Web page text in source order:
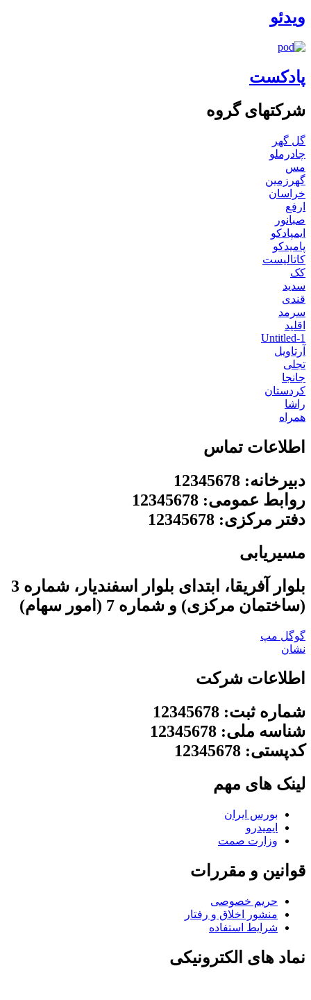
ویدئو
پادکست
شرکتهای گروه
گل گهر
چادرملو
مس
گهرزمین
خراسان
ارفع
صبانور
ایمپادکو
پامیدکو
کاتالیست
کک
سدید
قندی
سرمد
اقلید
Untitled-1
آرتاویل
تجلی
جانجا
کردستان
راشا
همراه
اطلاعات تماس
دبیرخانه: 12345678
روابط عمومی: 12345678
دفتر مرکزی: 12345678
مسیریابی
بلوار آفریقا، ابتدای بلوار اسفندیار، شماره 3
(ساختمان مرکزی) و شماره 7 (امور سهام)
گوگل مپ
نشان
اطلاعات شرکت
شماره ثبت: 12345678
شناسه ملی: 12345678
کدپستی: 12345678
لینک های مهم
بورس ایران
ایمیدرو
وزارت صمت
قوانین و مقررات
حریم خصوصی
منشور اخلاق و رفتار
شرایط استفاده
نماد های الکترونیکی